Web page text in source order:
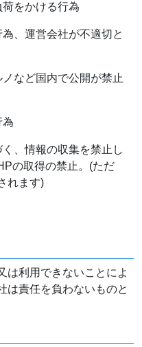
をかける行為
、運営会社が不適切と
など国内で公開が禁止
為
、情報の収集を禁止し
の取得の禁止。(ただ
れます)
は利用できないことによ
は責任を負わないものと